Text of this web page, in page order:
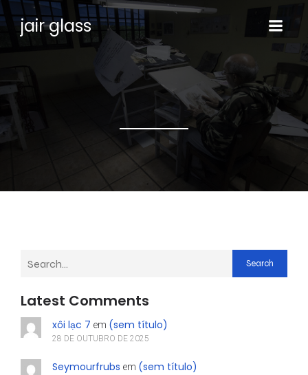
jair glass
Search
Latest Comments
xôi lạc 7 em (sem título)
28 DE OUTUBRO DE 2025
Seymourfrubs em (sem título)